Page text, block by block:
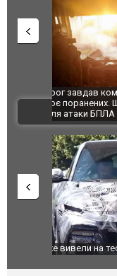
За 2000
склад
Вийшов
фільму